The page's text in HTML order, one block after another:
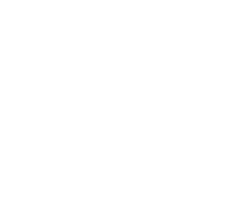
Zaradi
popolna